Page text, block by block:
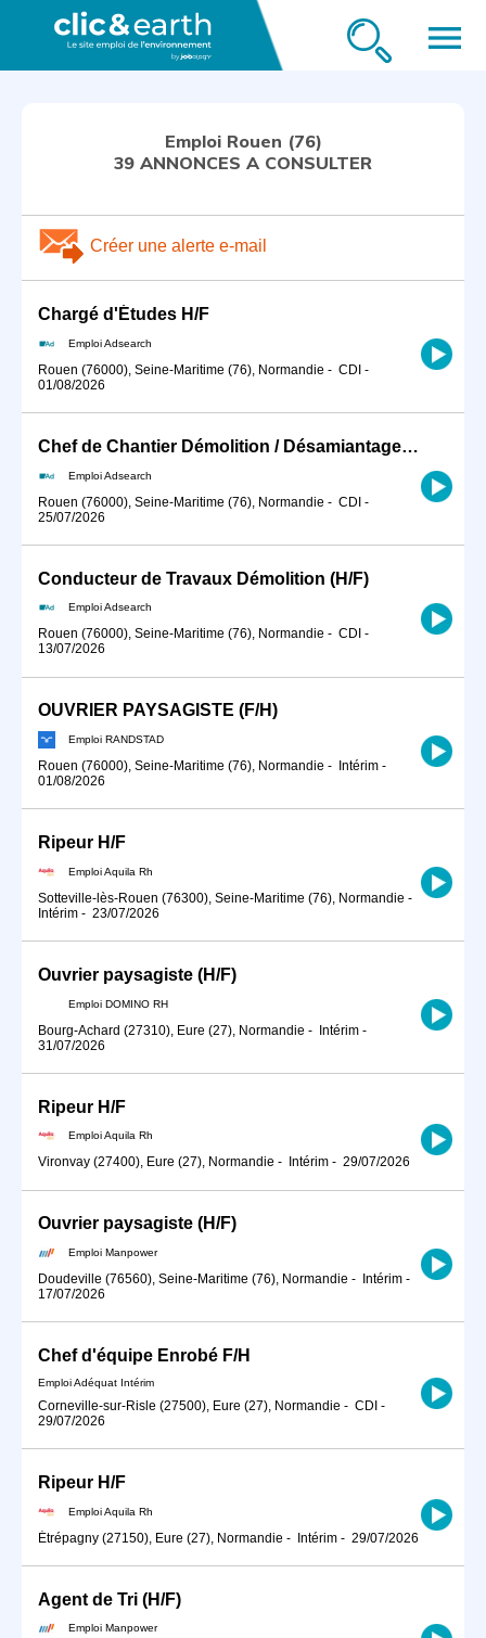
menu
Emploi Rouen (76)
39 ANNONCES A CONSULTER
Créer une alerte e-mail
Chargé d'Études H/F
Emploi Adsearch
Rouen (76000), Seine-Maritime (76), Normandie - CDI -
01/08/2026
Chef de Chantier Démolition / Désamiantage (H/F)
Emploi Adsearch
Rouen (76000), Seine-Maritime (76), Normandie - CDI -
25/07/2026
Conducteur de Travaux Démolition (H/F)
Emploi Adsearch
Rouen (76000), Seine-Maritime (76), Normandie - CDI -
13/07/2026
OUVRIER PAYSAGISTE (F/H)
Emploi RANDSTAD
Rouen (76000), Seine-Maritime (76), Normandie - Intérim -
01/08/2026
Ripeur H/F
Emploi Aquila Rh
Sotteville-lès-Rouen (76300), Seine-Maritime (76), Normandie -
Intérim - 23/07/2026
Ouvrier paysagiste (H/F)
Emploi DOMINO RH
Bourg-Achard (27310), Eure (27), Normandie - Intérim -
31/07/2026
Ripeur H/F
Emploi Aquila Rh
Vironvay (27400), Eure (27), Normandie - Intérim - 29/07/2026
Ouvrier paysagiste (H/F)
Emploi Manpower
Doudeville (76560), Seine-Maritime (76), Normandie - Intérim -
17/07/2026
Chef d'équipe Enrobé F/H
Emploi Adéquat Intérim
Corneville-sur-Risle (27500), Eure (27), Normandie - CDI -
29/07/2026
Ripeur H/F
Emploi Aquila Rh
Étrépagny (27150), Eure (27), Normandie - Intérim - 29/07/2026
Agent de Tri (H/F)
Emploi Manpower